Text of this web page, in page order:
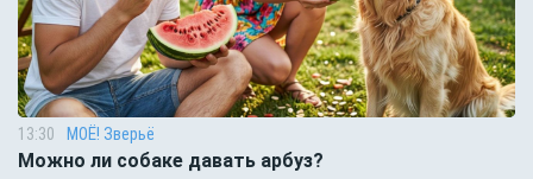
13:30 МОЁ! Зверьё
Можно ли собаке давать арбуз?